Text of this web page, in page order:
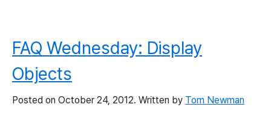
FAQ Wednesday: Display
Objects
Posted on October 24, 2012. Written by Tom Newman